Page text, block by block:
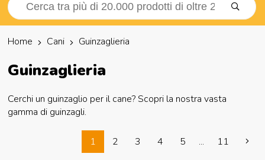
Home Cani Guinzaglieria
Guinzaglieria
Cerchi un guinzaglio per il cane? Scopri la nostra vasta
gamma di guinzagli.
1 2 3 4 5 ... 11